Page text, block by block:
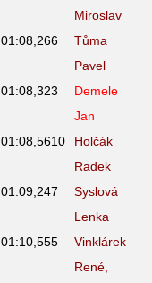
Miroslav
01:08,266
Tůma
Pavel
01:08,323
Demele
Jan
01:08,5610
Holčák
Radek
01:09,247
Syslová
Lenka
01:10,555
Vinklárek
René,